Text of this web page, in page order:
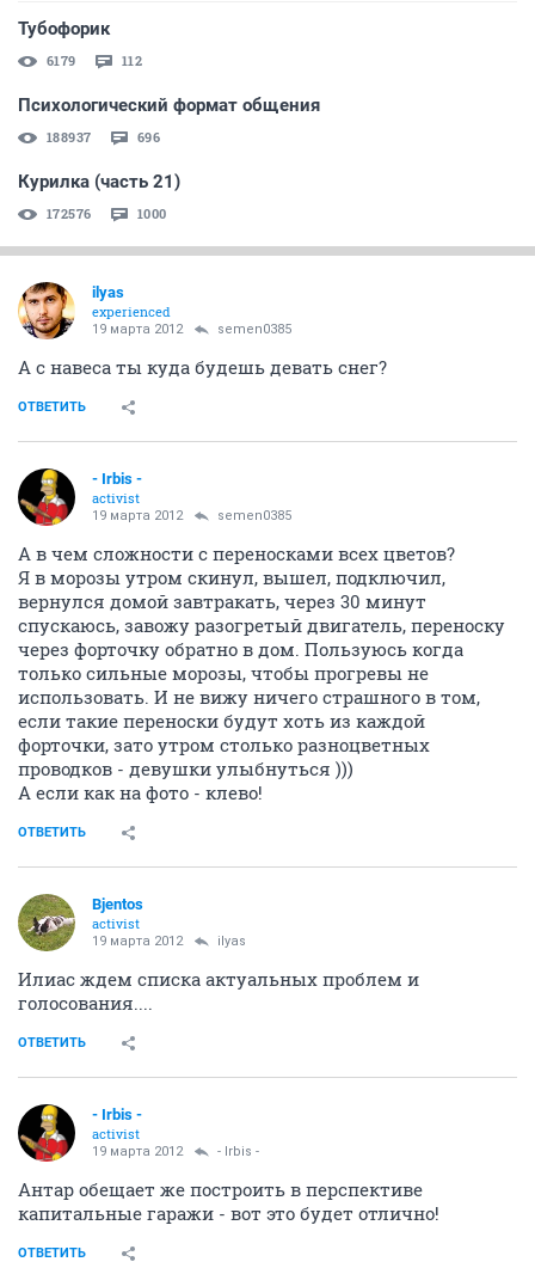
Тубофорик
6179 112
Психологический формат общения
188937 696
Курилка (часть 21)
172576 1000
ilyas
experienced
19 марта 2012 semen0385
А с навеса ты куда будешь девать снег?
ОТВЕТИТЬ
- Irbis -
activist
19 марта 2012 semen0385
А в чем сложности с переносками всех цветов?
Я в морозы утром скинул, вышел, подключил,
вернулся домой завтракать, через 30 минут
спускаюсь, завожу разогретый двигатель, переноску
через форточку обратно в дом. Пользуюсь когда
только сильные морозы, чтобы прогревы не
использовать. И не вижу ничего страшного в том,
если такие переноски будут хоть из каждой
форточки, зато утром столько разноцветных
проводков - девушки улыбнуться )))
А если как на фото - клево!
ОТВЕТИТЬ
Bjentos
activist
19 марта 2012 ilyas
Илиас ждем списка актуальных проблем и
голосования....
ОТВЕТИТЬ
- Irbis -
activist
19 марта 2012 - Irbis -
Антар обещает же построить в перспективе
капитальные гаражи - вот это будет отлично!
ОТВЕТИТЬ